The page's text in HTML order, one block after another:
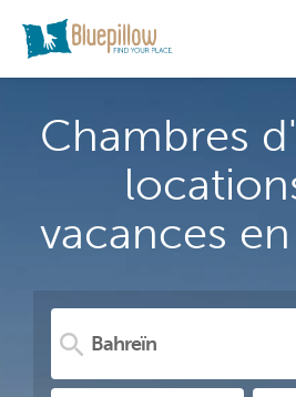
Chambres
vacances